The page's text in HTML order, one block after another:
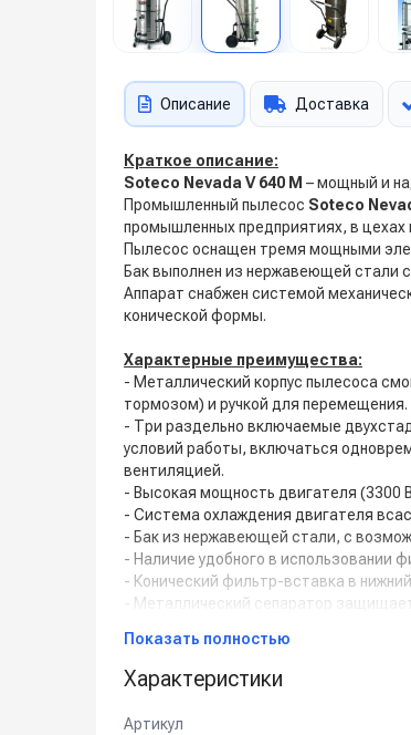
Описание Доставка
Краткое описание:
Soteco Nevada V 640 M – мощный и
Промышленный пылесос Soteco
промышленных предприятиях, в
Пылесос оснащен тремя мощными
Бак выполнен из нержавеющей стали
Аппарат снабжен системой
конической формы.
Характерные преимущества:
- Металлический корпус пылесоса
тормозом) и ручкой для перемещения.
- Три раздельно включаемые
условий работы, включаться
вентиляцией.
- Высокая мощность двигателя (3300
- Система охлаждения двигателя
- Бак из нержавеющей стали, с
- Наличие удобного в
- Конический фильтр-вставка в
- Металлический сепаратор
- Тележка с колёсами и удобной
- Ударопрочная платформа оберегает
- Удобные ручки для опустошения бака.
- Ручка для встряхивания фильтра.
Показать полностью
Характеристики
Артикул